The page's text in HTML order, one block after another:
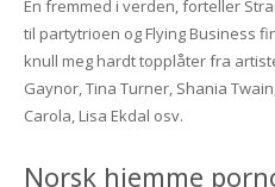
En fremmed i verden, forteller
til partytrioen og Flying Business
knull meg hardt topplåter fra
Gaynor, Tina Turner, Shania
Carola, Lisa Ekdal osv.
Norsk hjemme